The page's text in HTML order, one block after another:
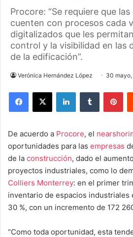
Procore: “Se requiere que
cuenten con procesos cada
digitalizados que les
control y la visibilidad en las
de la edificación”.
Verónica Hernández López 30
De acuerdo a Procore, el
oportunidades para las empresas
de la construcción, dado el
proyectos industriales, como lo
Colliers Monterrey: en el primer
inventario de espacios industriales
30 %, con un incremento de 172
“Como toda oportunidad, esta